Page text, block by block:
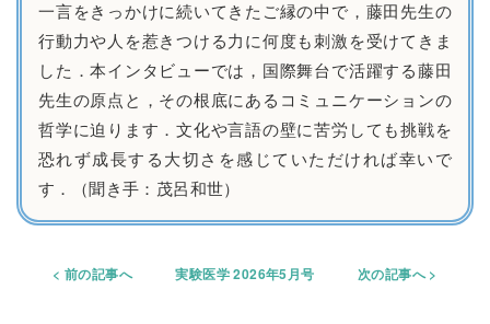
一言をきっかけに続いてきたご縁の中で，藤田先生の
行動力や人を惹きつける力に何度も刺激を受けてきま
した．本インタビューでは，国際舞台で活躍する藤田
先生の原点と，その根底にあるコミュニケーションの
哲学に迫ります．文化や言語の壁に苦労しても挑戦を
恐れず成長する大切さを感じていただければ幸いで
す．（聞き手：茂呂和世）
前の記事へ 実験医学 2026年5月号 次の記事へ